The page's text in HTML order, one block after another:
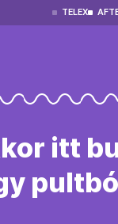
TELEX
itt